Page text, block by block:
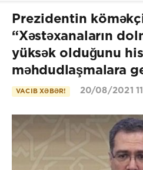
Prezidentin
“Xəstəxanaların
yüksək olduğunu
məhdudlaşmalara
VACIB XƏBƏR! 20/08/2021